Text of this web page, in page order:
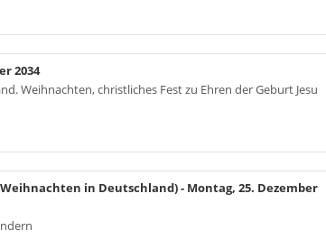
2034
Weihnachten, christliches Fest zu Ehren der Geburt Jesu
in Deutschland)- Montag, 25. Dezember